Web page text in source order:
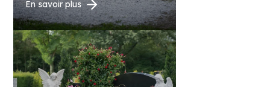
En savoir plus